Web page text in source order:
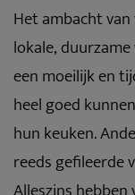
Het ambacht
lokale,
een moeilijk en
heel goed
hun keuken.
reeds gefileerde